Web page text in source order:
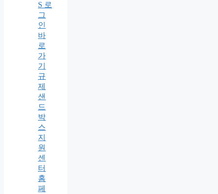
S 로
그
인
바
로
가
기
규
제
샌
드
박
스
지
원
센
터
홈
페